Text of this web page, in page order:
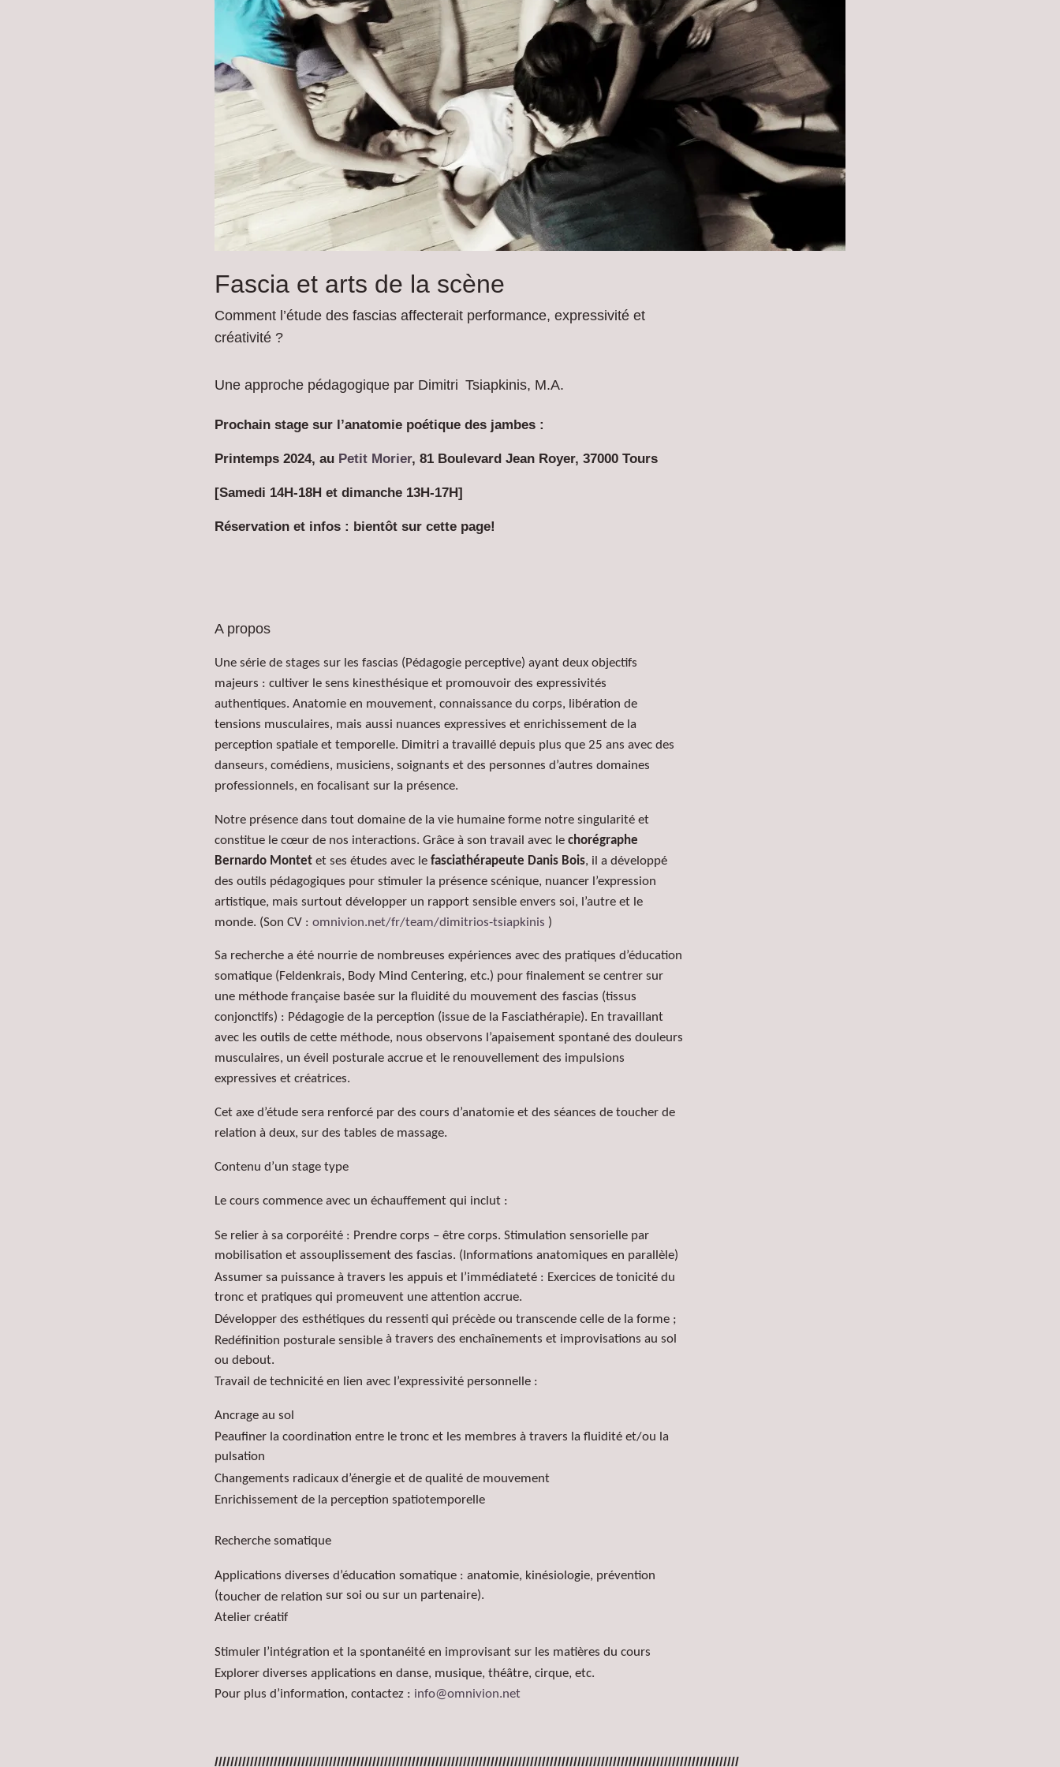
Fascia et arts de la scène
Comment l’étude des fascias affecterait performance, expressivité et
créativité ?
Une approche pédagogique par Dimitri Tsiapkinis, M.A.
Prochain stage sur l’anatomie poétique des jambes :
Printemps 2024, au Petit Morier, 81 Boulevard Jean Royer, 37000 Tours
[Samedi 14H-18H et dimanche 13H-17H]
Réservation et infos : bientôt sur cette page!
A propos
Une série de stages sur les fascias (Pédagogie perceptive) ayant deux objectifs
majeurs : cultiver le sens kinesthésique et promouvoir des expressivités
authentiques. Anatomie en mouvement, connaissance du corps, libération de
tensions musculaires, mais aussi nuances expressives et enrichissement de la
perception spatiale et temporelle. Dimitri a travaillé depuis plus que 25 ans avec des
danseurs, comédiens, musiciens, soignants et des personnes d’autres domaines
professionnels, en focalisant sur la présence.
Notre présence dans tout domaine de la vie humaine forme notre singularité et
constitue le cœur de nos interactions. Grâce à son travail avec le chorégraphe
Bernardo Montet et ses études avec le fasciathérapeute Danis Bois, il a développé
des outils pédagogiques pour stimuler la présence scénique, nuancer l’expression
artistique, mais surtout développer un rapport sensible envers soi, l’autre et le
monde. (Son CV : omnivion.net/fr/team/dimitrios-tsiapkinis )
Sa recherche a été nourrie de nombreuses expériences avec des pratiques d’éducation
somatique (Feldenkrais, Body Mind Centering, etc.) pour finalement se centrer sur
une méthode française basée sur la fluidité du mouvement des fascias (tissus
conjonctifs) : Pédagogie de la perception (issue de la Fasciathérapie). En travaillant
avec les outils de cette méthode, nous observons l’apaisement spontané des douleurs
musculaires, un éveil posturale accrue et le renouvellement des impulsions
expressives et créatrices.
Cet axe d’étude sera renforcé par des cours d’anatomie et des séances de toucher de
relation à deux, sur des tables de massage.
Contenu d’un stage type
Le cours commence avec un échauffement qui inclut :
Se relier à sa corporéité : Prendre corps – être corps. Stimulation sensorielle par
mobilisation et assouplissement des fascias. (Informations anatomiques en parallèle)
Assumer sa puissance à travers les appuis et l’immédiateté : Exercices de tonicité du
tronc et pratiques qui promeuvent une attention accrue.
Développer des esthétiques du ressenti qui précède ou transcende celle de la forme ;
Redéfinition posturale sensible à travers des enchaînements et improvisations au sol
ou debout.
Travail de technicité en lien avec l’expressivité personnelle :
Ancrage au sol
Peaufiner la coordination entre le tronc et les membres à travers la fluidité et/ou la
pulsation
Changements radicaux d’énergie et de qualité de mouvement
Enrichissement de la perception spatiotemporelle
Recherche somatique
Applications diverses d’éducation somatique : anatomie, kinésiologie, prévention
(toucher de relation sur soi ou sur un partenaire).
Atelier créatif
Stimuler l’intégration et la spontanéité en improvisant sur les matières du cours
Explorer diverses applications en danse, musique, théâtre, cirque, etc.
Pour plus d’information, contactez : info@omnivion.net
/////////////////////////////////////////////////////////////////////////////////////////////////////////////////////////////////////